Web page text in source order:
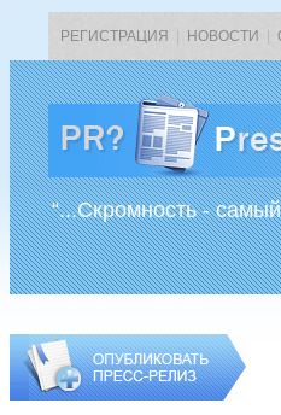
РЕГИСТРАЦИЯ НОВОСТИ
“...Скромность -